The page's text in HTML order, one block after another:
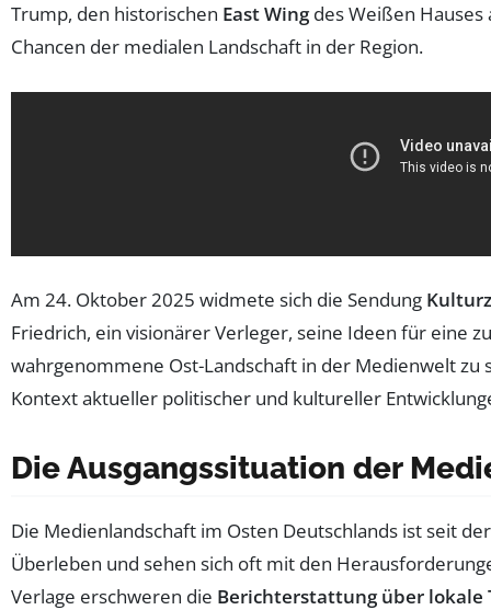
Trump, den historischen East Wingdes Weißen Hauses
Chancen der medialen Landschaft in der Region.
Am 24. Oktober 2025 widmete sich die Sendung
Friedrich, ein visionärer Verleger, seine Ideen für eine
wahrgenommene Ost-Landschaft in der Medienwelt
Kontext aktueller politischer und kultureller
Die Ausgangssituation der
Die Medienlandschaft im Osten Deutschlands ist seit
Überleben und sehen sich oft mit den
Verlage erschweren die Berichterstattung über lokale